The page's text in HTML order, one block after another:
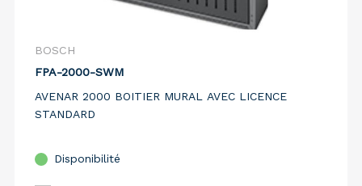
BOSCH
FPA-2000-SWM
AVENAR 2000 BOITIER MURAL AVEC LICENCE
STANDARD
Disponibilité